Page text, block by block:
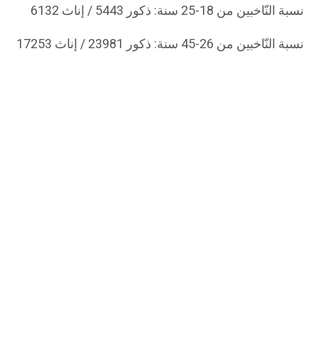
نسبة النّاخبين من 18-25 سنة: ذكور 5443 / إناث 6132
نسبة النّاخبين من 26-45 سنة: ذكور 23981 / إناث 17253